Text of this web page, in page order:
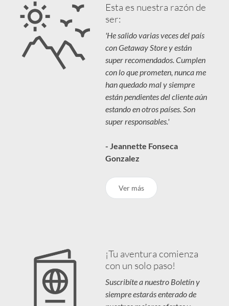
Esta es nuestra razón de
ser:
'He salido varias veces del país
con Getaway Store y están
super recomendados. Cumplen
con lo que prometen, nunca me
han quedado mal y siempre
están pendientes del cliente aún
estando en otros países. Son
super responsables.'
- Jeannette Fonseca
Gonzalez
Ver más
¡Tu aventura comienza
con un solo paso!
Suscribíte a nuestro Boletín y
siempre estarás enterado de